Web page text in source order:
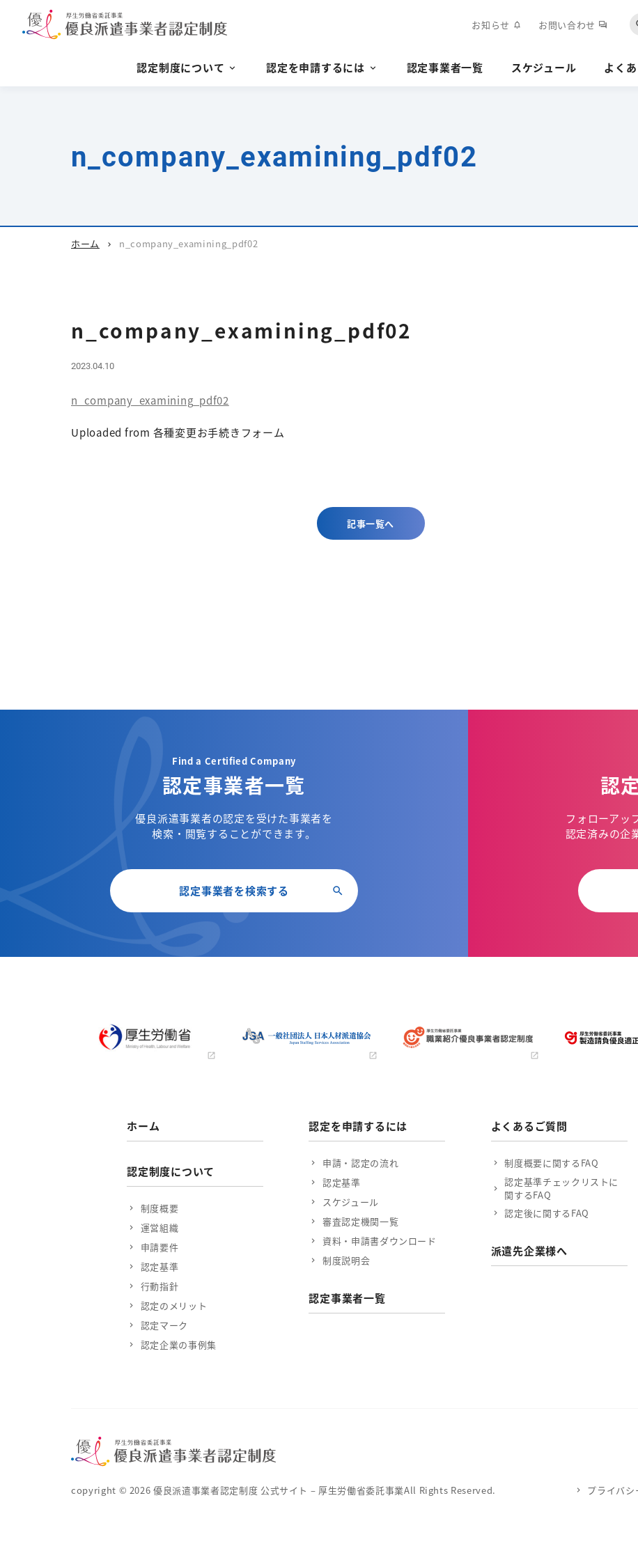
お知らせ notifications お問い合わせ forum
認定制度について 認定を申請するには 認定事業者一覧 スケジュール よく
n_company_examining_pdf02
ホーム chevron_right n_company_examining_pdf02
n_company_examining_pdf02
2023.04.10
n_company_examining_pdf02
Uploaded from 各種変更お手続きフォーム
記事一覧へ
Find a Certified Company
認定事業者一覧
優良派遣事業者の認定を受けた事業者を
検索・閲覧することができます。
認定事業者を検索する
認
フォローアッ
認定済みの企
ホーム
認定制度について
制度概要
運営組織
申請要件
認定基準
行動指針
認定のメリット
認定マーク
認定企業の事例集
認定を申請するには
申請・認定の流れ
認定基準
スケジュール
審査認定機関一覧
資料・申請書ダウンロード
制度説明会
認定事業者一覧
よくあるご質問
制度概要に関するFAQ
認定基準チェックリストに
関するFAQ
認定後に関するFAQ
派遣先企業様へ
copyright © 2026 優良派遣事業者認定制度 公式サイト – 厚生労働省委託事業All Rights Reserved. プライバシ